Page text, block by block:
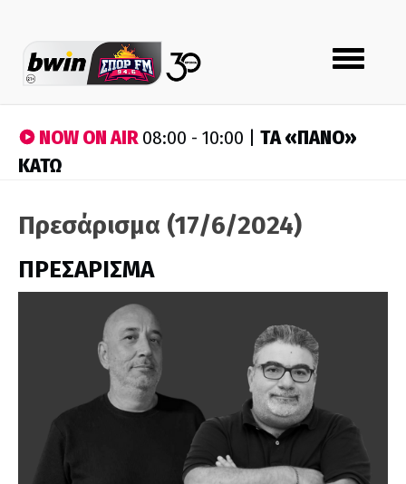
Toggle
navigation
NOW ON AIR08:00 - 10:00 | ΤA «ΠΑΝΟ»
ΚΑΤΩ
Πρεσάρισμα (17/6/2024)
ΠΡΕΣΑΡΙΣΜΑ